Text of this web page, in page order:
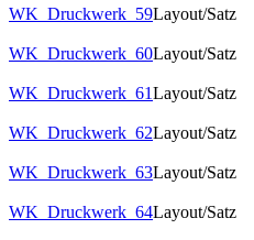
WK_Druckwerk_59Layout/Satz
WK_Druckwerk_60Layout/Satz
WK_Druckwerk_61Layout/Satz
WK_Druckwerk_62Layout/Satz
WK_Druckwerk_63Layout/Satz
WK_Druckwerk_64Layout/Satz